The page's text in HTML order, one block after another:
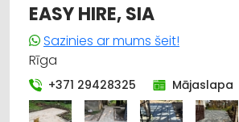
EASY HIRE, SIA
Sazinies ar mums šeit!
Rīga
+371 29428325 Mājaslapa